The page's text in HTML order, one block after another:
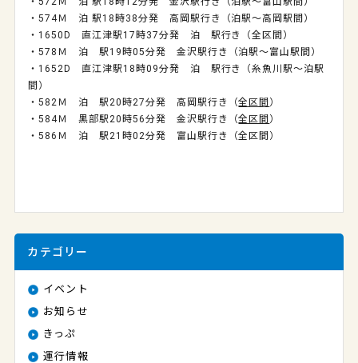
・574Ｍ 泊 駅18時38分発 高岡駅行き（泊駅～高岡駅間）
・1650D 直江津駅17時37分発 泊 駅行き（全区間）
・578Ｍ 泊 駅19時05分発 金沢駅行き（泊駅～富山駅間）
・1652D 直江津駅18時09分発 泊 駅行き（糸魚川駅～泊駅
間）
・582Ｍ 泊 駅20時27分発 高岡駅行き（全区間 ）
・584Ｍ 黒部駅20時56分発 金沢駅行き（全区間 ）
・586Ｍ 泊 駅21時02分発 富山駅行き（全区間）
カテゴリー
イベント
お知らせ
きっぷ
運行情報